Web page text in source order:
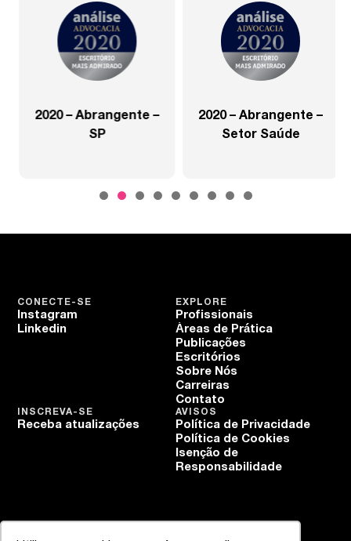
2020 – Abrangente –
SP
2020 – Abrangente –
Setor Saúde
EXPLORE
Profissionais
Áreas de Prática
Publicações
Escritórios
Sobre Nós
Carreiras
Contato
CONECTE-SE
Instagram
Linkedin
AVISOS
Política de Privacidade
Política de Cookies
Isenção de
Responsabilidade
INSCREVA-SE
Receba atualizações